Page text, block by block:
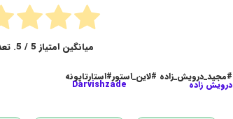
میانگین امتیاز 5/ 5. تعداد آرا :
#مجید_درویش_زاده #لاین_استور#استارتاپونه
درویش زاده Darvishzade